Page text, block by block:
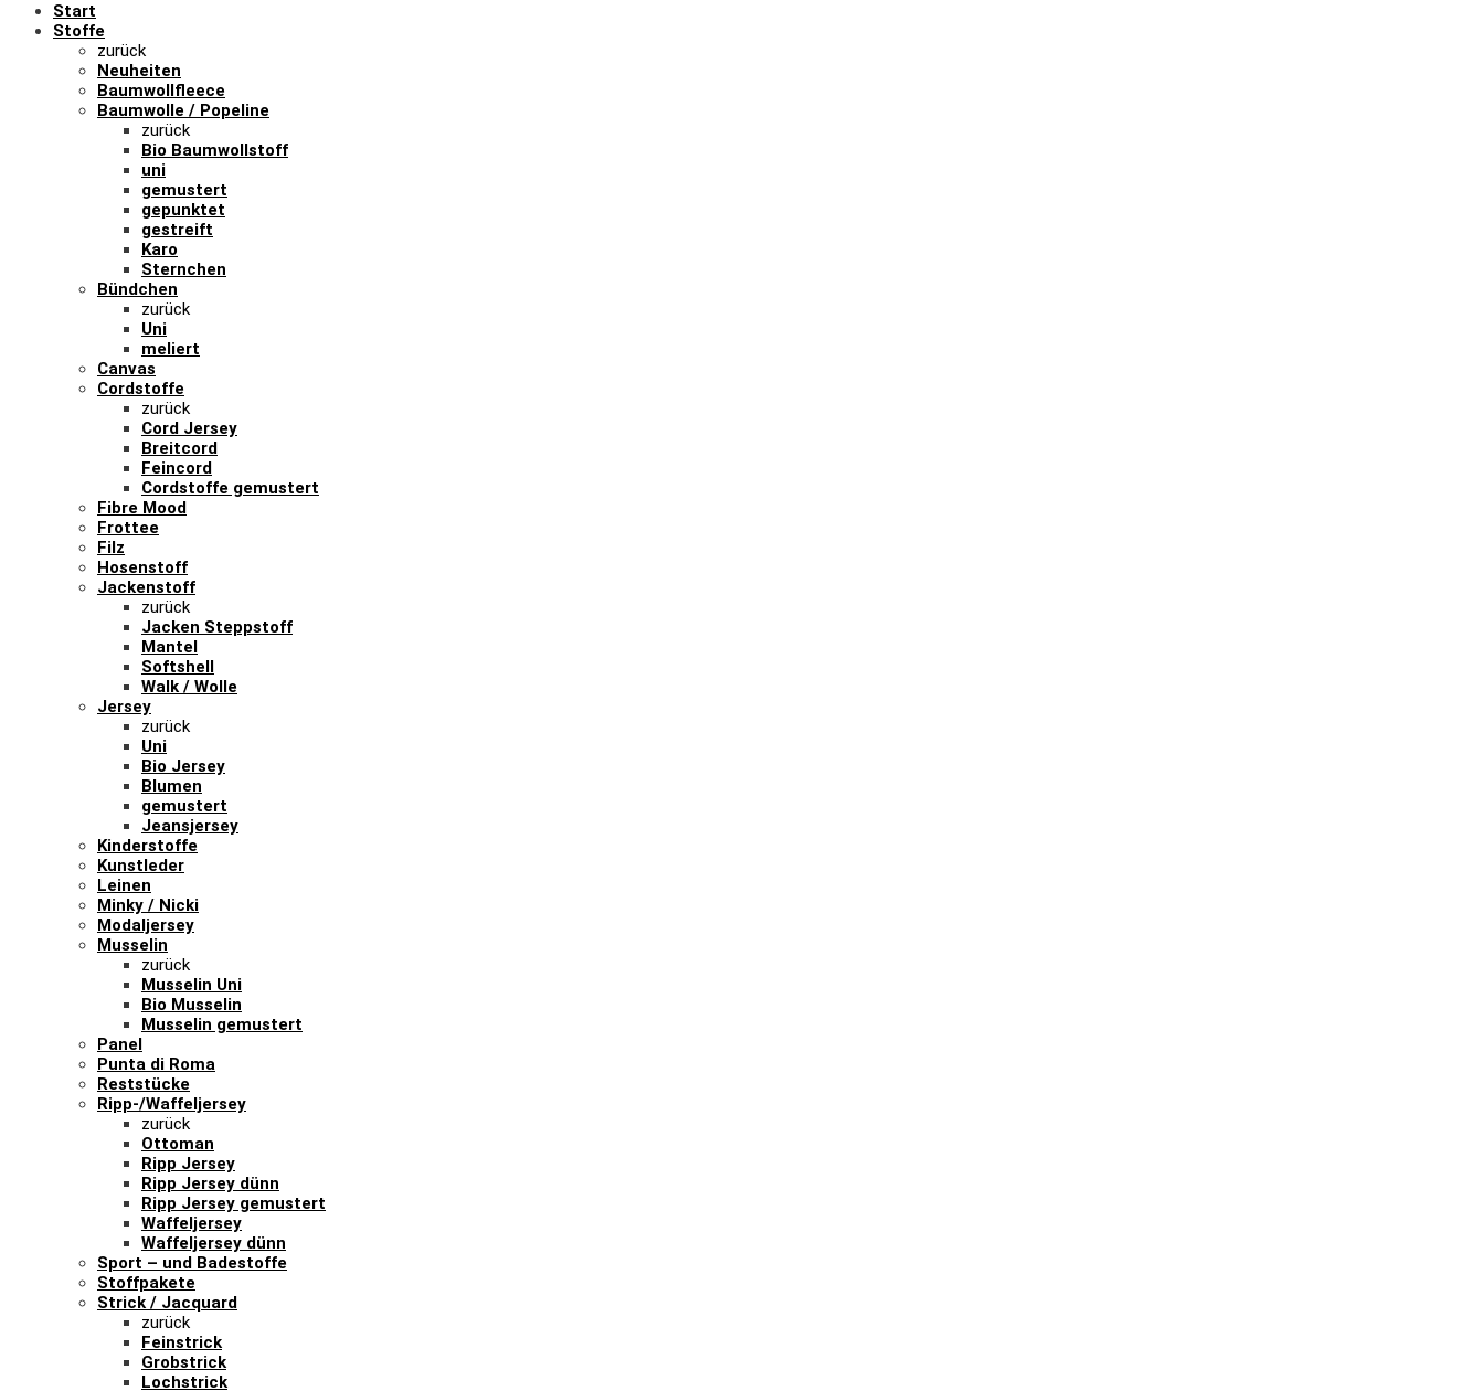
Start
Stoffe
zurück
Neuheiten
Baumwollfleece
Baumwolle / Popeline
zurück
Bio Baumwollstoff
uni
gemustert
gepunktet
gestreift
Karo
Sternchen
Bündchen
zurück
Uni
meliert
Canvas
Cordstoffe
zurück
Cord Jersey
Breitcord
Feincord
Cordstoffe gemustert
Fibre Mood
Frottee
Filz
Hosenstoff
Jackenstoff
zurück
Jacken Steppstoff
Mantel
Softshell
Walk / Wolle
Jersey
zurück
Uni
Bio Jersey
Blumen
gemustert
Jeansjersey
Kinderstoffe
Kunstleder
Leinen
Minky / Nicki
Modaljersey
Musselin
zurück
Musselin Uni
Bio Musselin
Musselin gemustert
Panel
Punta di Roma
Reststücke
Ripp-/Waffeljersey
zurück
Ottoman
Ripp Jersey
Ripp Jersey dünn
Ripp Jersey gemustert
Waffeljersey
Waffeljersey dünn
Sport – und Badestoffe
Stoffpakete
Strick / Jacquard
zurück
Feinstrick
Grobstrick
Lochstrick